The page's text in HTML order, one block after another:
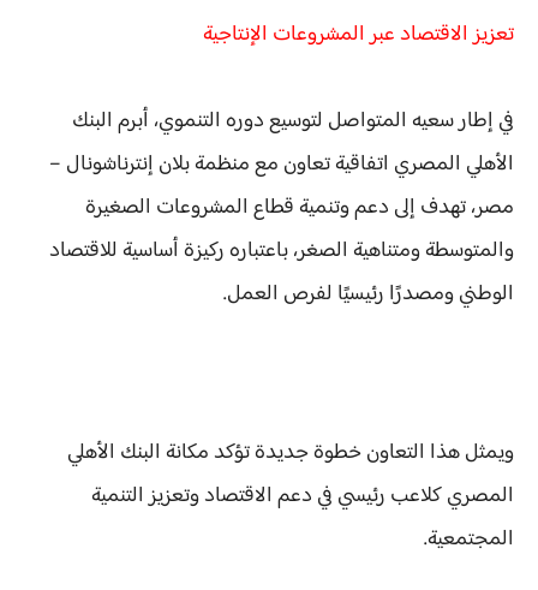
تعزيز الاقتصاد عبر المشروعات الإنتاجية
في إطار سعيه المتواصل لتوسيع دوره التنموي، أبرم البنك
الأهلي المصري اتفاقية تعاون مع منظمة بلان إنترناشونال –
مصر، تهدف إلى دعم وتنمية قطاع المشروعات الصغيرة
والمتوسطة ومتناهية الصغر، باعتباره ركيزة أساسية للاقتصاد
الوطني ومصدرًا رئيسيًا لفرص العمل.
ويمثل هذا التعاون خطوة جديدة تؤكد مكانة البنك الأهلي
المصري كلاعب رئيسي في دعم الاقتصاد وتعزيز التنمية
المجتمعية.